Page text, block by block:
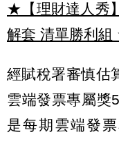
★【理財達人秀
解套 清單勝利組
經賦稅署審慎估
雲端發票專屬獎
是每期雲端發